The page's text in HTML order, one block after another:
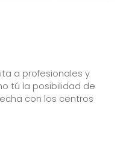
a profesionales y
tú la posibilidad de
con los centros